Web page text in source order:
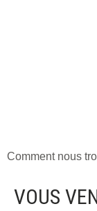
Comment nous
VOUS